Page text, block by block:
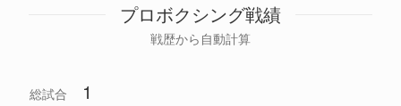
プロボクシング戦績
戦歴から自動計算
総試合 1